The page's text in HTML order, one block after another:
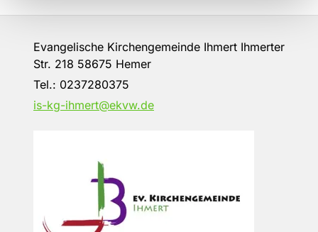
Evangelische Kirchengemeinde Ihmert Ihmerter
Str. 218 58675 Hemer
Tel.: 0237280375
is-kg-ihmert@ekvw.de